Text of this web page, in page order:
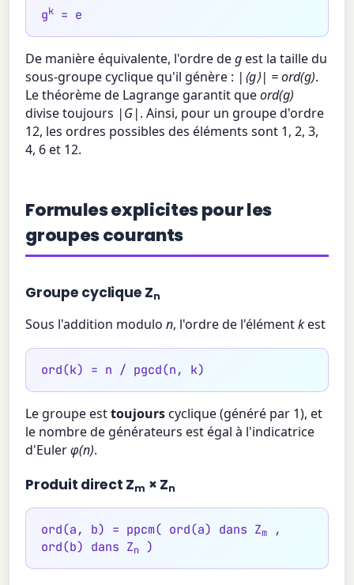
gk = e
De manière équivalente, l'ordre degest la taille du
sous-groupe cyclique qu'il génère : |⟨g⟩| = ord(g).
Le théorème de Lagrange garantit queord(g)
divise toujours |G|. Ainsi, pour un groupe d'ordre
12, les ordres possibles des éléments sont 1, 2, 3,
4, 6 et 12.
Formules explicites pour les
groupes courants
Groupe cyclique Zn
Sous l'addition modulon, l'ordre de l'élémentkest
ord(k) = n / pgcd(n, k)
Le groupe esttoujourscyclique (généré par 1), et
le nombre de générateurs est égal à l'indicatrice
d'Eulerφ(n).
Produit direct Zm × Zn
ord(a, b) = ppcm( ord(a) dans Zm
,
ord(b) dans Zn )